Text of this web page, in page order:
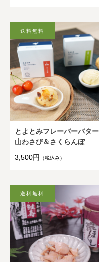
とよとみフレーバーバター
山わさび＆さくらんぼ
3,500円
（税込み）